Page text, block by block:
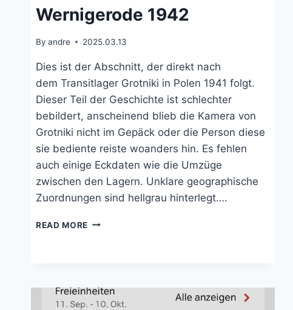
Wernigerode 1942
By andre 2025.03.13
Dies ist der Abschnitt, der direkt nach
dem Transitlager Grotniki in Polen 1941 folgt.
Dieser Teil der Geschichte ist schlechter
bebildert, anscheinend blieb die Kamera von
Grotniki nicht im Gepäck oder die Person diese
sie bediente reiste woanders hin. Es fehlen
auch einige Eckdaten wie die Umzüge
zwischen den Lagern. Unklare geographische
Zuordnungen sind hellgrau hinterlegt….
READ MORE TRANSITLAGER